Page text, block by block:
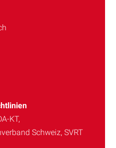
KT,
Schweiz, SVRT